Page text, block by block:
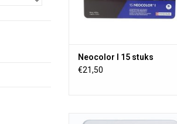
Neocolor I 15 stuks
€21,50
Wasserfeste hochpigmentierte